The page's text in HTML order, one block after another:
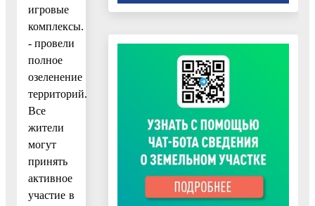
игровые
комплексы.
- провели
полное
озеленение
территорий.
Все
жители
могут
принять
активное
участие в